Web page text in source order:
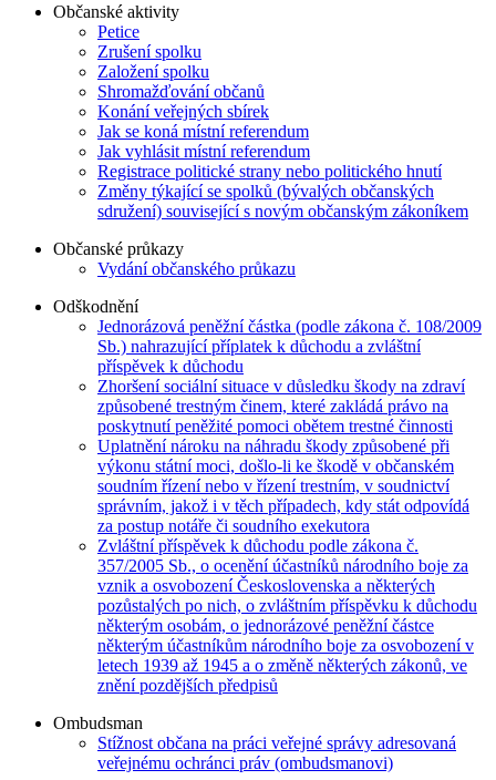
Občanské aktivity
Petice
Zrušení spolku
Založení spolku
Shromažďování občanů
Konání veřejných sbírek
Jak se koná místní referendum
Jak vyhlásit místní referendum
Registrace politické strany nebo politického hnutí
Změny týkající se spolků (bývalých občanských
sdružení) související s novým občanským zákoníkem
Občanské průkazy
Vydání občanského průkazu
Odškodnění
Jednorázová peněžní částka (podle zákona č. 108/2009
Sb.) nahrazující příplatek k důchodu a zvláštní
příspěvek k důchodu
Zhoršení sociální situace v důsledku škody na zdraví
způsobené trestným činem, které zakládá právo na
poskytnutí peněžité pomoci obětem trestné činnosti
Uplatnění nároku na náhradu škody způsobené při
výkonu státní moci, došlo-li ke škodě v občanském
soudním řízení nebo v řízení trestním, v soudnictví
správním, jakož i v těch případech, kdy stát odpovídá
za postup notáře či soudního exekutora
Zvláštní příspěvek k důchodu podle zákona č.
357/2005 Sb., o ocenění účastníků národního boje za
vznik a osvobození Československa a některých
pozůstalých po nich, o zvláštním příspěvku k důchodu
některým osobám, o jednorázové peněžní částce
některým účastníkům národního boje za osvobození v
letech 1939 až 1945 a o změně některých zákonů, ve
znění pozdějších předpisů
Ombudsman
Stížnost občana na práci veřejné správy adresovaná
veřejnému ochránci práv (ombudsmanovi)